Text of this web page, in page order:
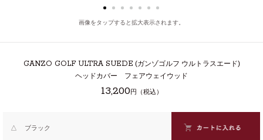
画像をタップすると拡大表示されます。
GANZO GOLF ULTRA SUEDE (ガンゾゴルフ ウルトラスエード)
ヘッドカバー フェアウェイウッド
13,200円（税込）
△ ブラック